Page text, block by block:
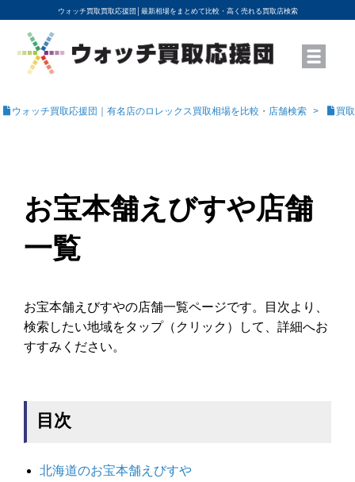
ウォッチ買取買取応援団│ 最新相場をまとめて比較・高く売れる買取店検索
YouTubeで動画を公開中
ROLEXモデル名から買取相場を調べる
高級時計ブランド名から買取相場を調べる
地域から買取店を探す
店舗名から買取店を探す
ブランド時計を高く売る方法
買取査定を依頼する
ウォッチ買取応援団｜有名店のロレックス買取相場を比較・店舗検索 買
お宝本舗えびすや店舗
一覧
お宝本舗えびすやの店舗一覧ページです。目次より、
検索したい地域をタップ（クリック）して、詳細へお
すすみください。
目次
北海道のお宝本舗えびすや